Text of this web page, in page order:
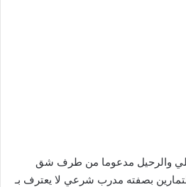
والرحيل مدعوما من طرف شق
بصفته مدرب شرعي لا يعترف بـ